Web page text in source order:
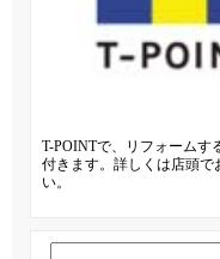
T-POINTで、リフォームす
付きます。詳しくは店頭で
い。